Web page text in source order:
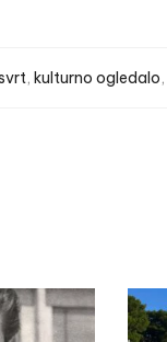
, kulturno ogledalo,